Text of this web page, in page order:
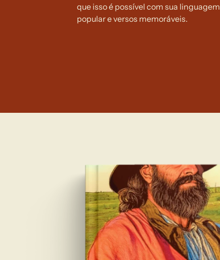
que isso é possível com sua linguagem
popular e versos memoráveis.